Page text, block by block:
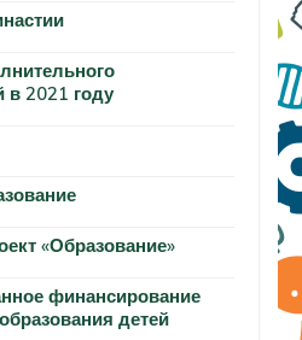
в 2021 году
«Образование»
финансирование
детей